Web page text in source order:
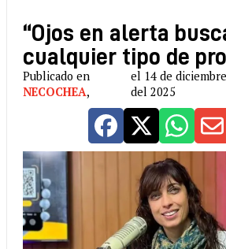
“Ojos en alerta
cualquier tipo de
Publicado en
NECOCHEA,
el 14 de diciembre
del 2025